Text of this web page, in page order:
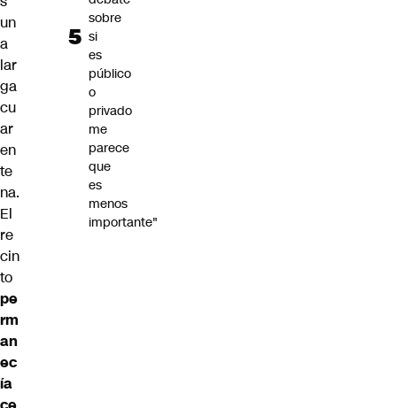
un
a
lar
ga
cu
ar
en
te
na.
El
re
cin
to
pe
rm
an
ec
ía
sobre
si
es
público
o
privado
me
parece
que
es
menos
importante"